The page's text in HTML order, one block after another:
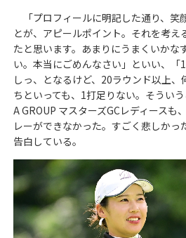
「プロフィールに明記した通り、笑
とが、アピールポイント。それを考え
たと思います。あまりにうまくいかな
い。本当にごめんなさい」といい、「
しっ、となるけど、20ラウンド以上
ちといっても、1打足りない。そうい
A GROUP マスターズGCレディースも
レーができなかった。すごく悲しかっ
告白している。